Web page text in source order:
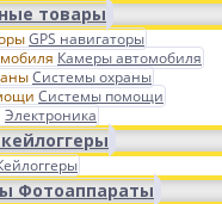
товары
GPS навигаторы
Камеры автомобиля
Системы охраны
Системы помощи
Электроника
Фотоаппараты